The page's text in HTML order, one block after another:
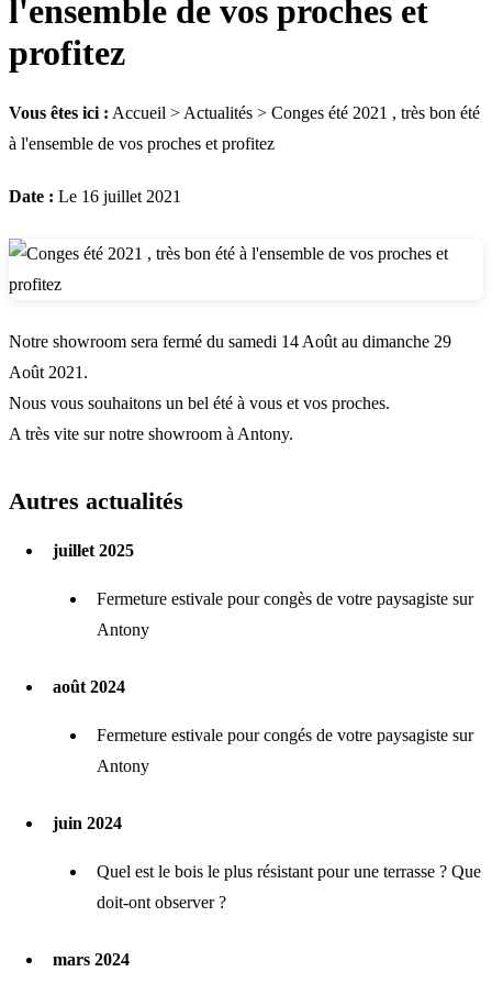
l'ensemble de vos proches et
profitez
Vous êtes ici : Accueil > Actualités > Conges été 2021 , très bon été
à l'ensemble de vos proches et profitez
Date : Le 16 juillet 2021
Notre showroom sera fermé du samedi 14 Août au dimanche 29
Août 2021.
Nous vous souhaitons un bel été à vous et vos proches.
A très vite sur notre showroom à Antony.
Autres actualités
juillet 2025
Fermeture estivale pour congès de votre paysagiste sur
Antony
août 2024
Fermeture estivale pour congés de votre paysagiste sur
Antony
juin 2024
Quel est le bois le plus résistant pour une terrasse ? Que
doit-ont observer ?
mars 2024